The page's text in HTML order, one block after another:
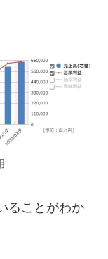
ることがわか